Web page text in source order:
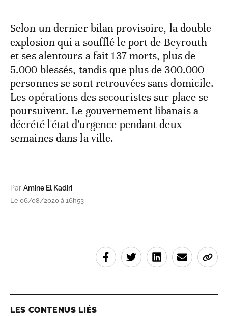
Selon un dernier bilan provisoire, la double
explosion qui a soufflé le port de Beyrouth
et ses alentours a fait 137 morts, plus de
5.000 blessés, tandis que plus de 300.000
personnes se sont retrouvées sans domicile.
Les opérations des secouristes sur place se
poursuivent. Le gouvernement libanais a
décrété l'état d'urgence pendant deux
semaines dans la ville.
Par Amine El Kadiri
Le 06/08/2020 à 16h53
LES CONTENUS LIÉS